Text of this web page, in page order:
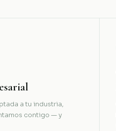
a tu industria,
contigo — y